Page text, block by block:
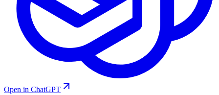
Open in ChatGPT